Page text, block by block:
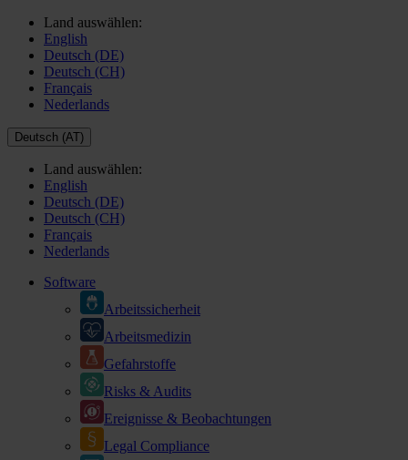
Land auswählen:
English
Deutsch (DE)
Deutsch (CH)
Français
Nederlands
Deutsch (AT)
Land auswählen:
English
Deutsch (DE)
Deutsch (CH)
Français
Nederlands
Software
Arbeitssicherheit
Arbeitsmedizin
Gefahrstoffe
Risks & Audits
Ereignisse & Beobachtungen
Legal Compliance